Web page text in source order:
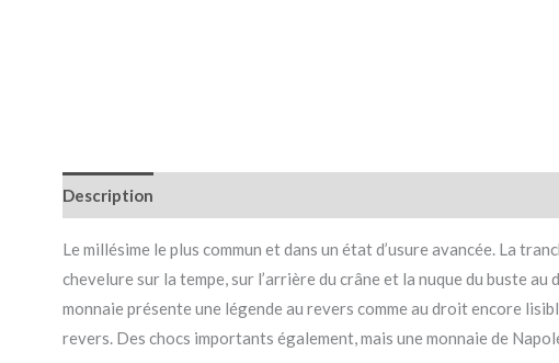
Description
Le millésime le plus commun et dans un état d’usure avancée. La
chevelure sur la tempe, sur l’arrière du crâne et la nuque du buste
monnaie présente une légende au revers comme au droit encore
revers. Des chocs importants également, mais une monnaie de